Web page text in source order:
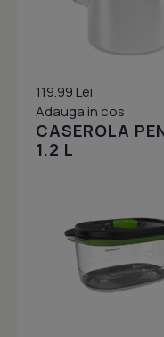
119.99 Lei
Adauga in cos
CASEROLA
1.2 L